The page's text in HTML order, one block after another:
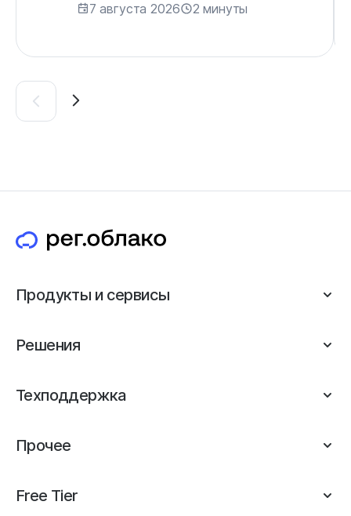
7 августа 2026 2 минуты
Продукты и сервисы
Решения
Техподдержка
Прочее
Free Tier